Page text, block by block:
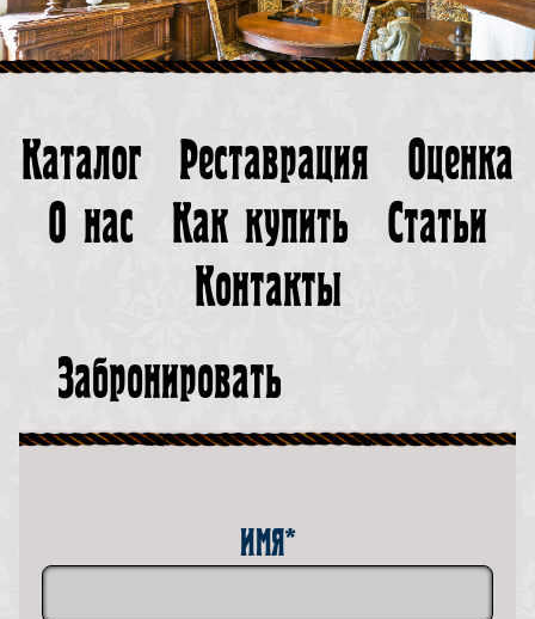
Каталог Реставрация
Оценка
О нас
Как купить
Статьи
Контакты
Забронировать
ИМЯ*